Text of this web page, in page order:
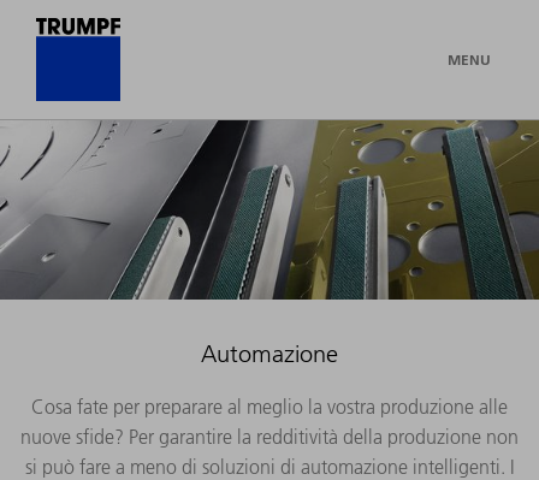
MENU
Automazione
Cosa fate per preparare al meglio la vostra produzione alle
nuove sfide? Per garantire la redditività della produzione non
si può fare a meno di soluzioni di automazione intelligenti. I